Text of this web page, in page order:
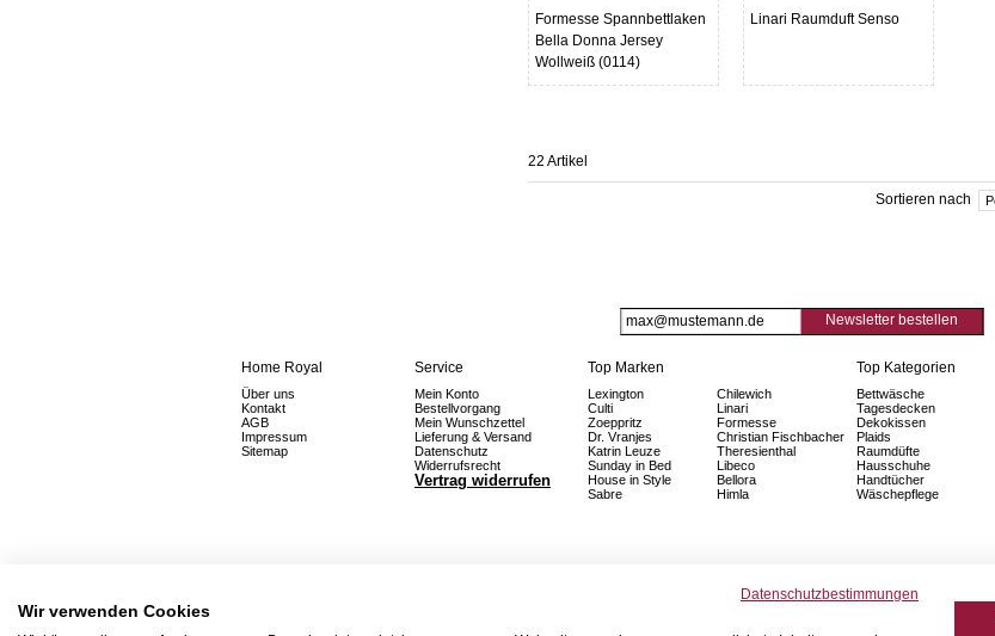
Formesse Spannbettlaken
Bella Donna Jersey
Wollweiß (0114)
Linari Raumduft Senso
22 Artikel
Sortieren nach
Newsletter bestellen
Home Royal
Über uns
Kontakt
AGB
Impressum
Sitemap
Service
Mein Konto
Bestellvorgang
Mein Wunschzettel
Lieferung & Versand
Datenschutz
Widerrufsrecht
Vertrag widerrufen
Top Marken
Lexington
Chilewich
Culti
Linari
Zoeppritz
Formesse
Dr. Vranjes
Christian Fischbacher
Katrin Leuze
Theresienthal
Sunday in Bed
Libeco
House in Style
Bellora
Sabre
Himla
Top Kategorien
Bettwäsche
Tagesdecken
Dekokissen
Plaids
Raumdüfte
Hausschuhe
Handtücher
Wäschepflege
Datenschutzbestimmungen
Wir verwenden Cookies